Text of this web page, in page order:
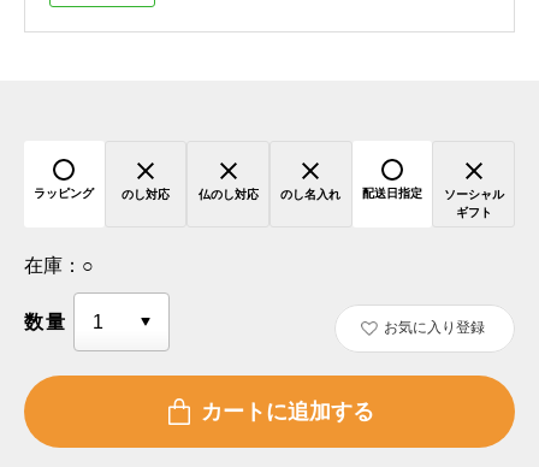
ラッピング のし対応 仏のし対応 のし名入れ 配送日指定
ソーシャル
ギフト
在庫： ○
数量 お気に入り登録